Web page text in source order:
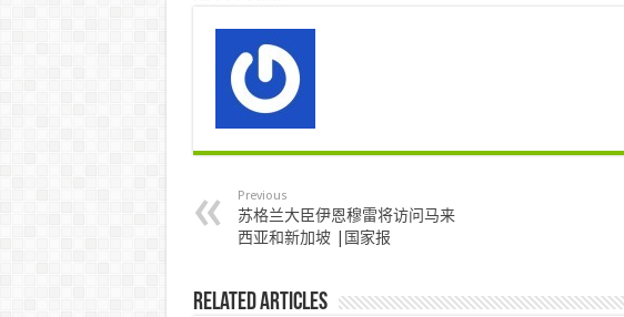
Previous
苏格兰大臣伊恩穆雷将访问马来
西亚和新加坡 |国家报
Related Articles